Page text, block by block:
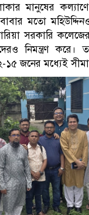
মানুষের
মতো
সরকারি
নিমন্ত্রণ করে।
জনের মধ্যেই